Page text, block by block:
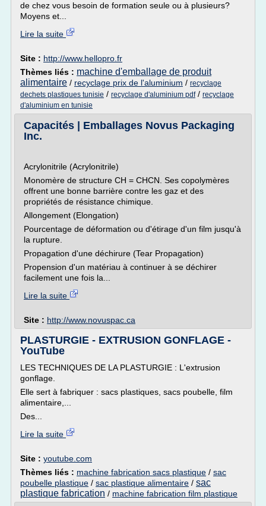
de chez vous besoin de formation seule ou à plusieurs?
Moyens et...
Lire la suite
Site : http://www.hellopro.fr
Thèmes liés : machine d'emballage de produit
alimentaire / recyclage prix de l'aluminium / recyclage
dechets plastiques tunisie / recyclage d'aluminium pdf/ recyclage
d'aluminium en tunisie
Capacités | Emballages Novus Packaging
Inc.
Acrylonitrile (Acrylonitrile)
Monomère de structure CH = CHCN. Ses copolymères
offrent une bonne barrière contre les gaz et des
propriétés de résistance chimique.
Allongement (Elongation)
Pourcentage de déformation ou d'étirage d'un film jusqu'à
la rupture.
Propagation d'une déchirure (Tear Propagation)
Propension d'un matériau à continuer à se déchirer
facilement une fois la...
Lire la suite
Site : http://www.novuspac.ca
PLASTURGIE - EXTRUSION GONFLAGE -
YouTube
LES TECHNIQUES DE LA PLASTURGIE : L'extrusion
gonflage.
Elle sert à fabriquer : sacs plastiques, sacs poubelle, film
alimentaire,...
Des...
Lire la suite
Site : youtube.com
Thèmes liés : machine fabrication sacs plastique / sac
poubelle plastique / sac plastique alimentaire / sac
plastique fabrication / machine fabrication film plastique